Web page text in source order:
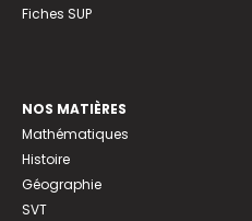
Fiches SUP
NOS MATIÈRES
Mathématiques
Histoire
Géographie
SVT